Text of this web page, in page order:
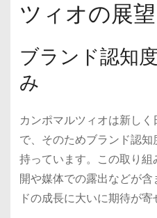
ツィオの展
ブランド認知
み
カンポマルツィオは新し
で、そのためブランド認
持っています。この取り
開や媒体での露出などが
ドの成長に大いに期待が寄